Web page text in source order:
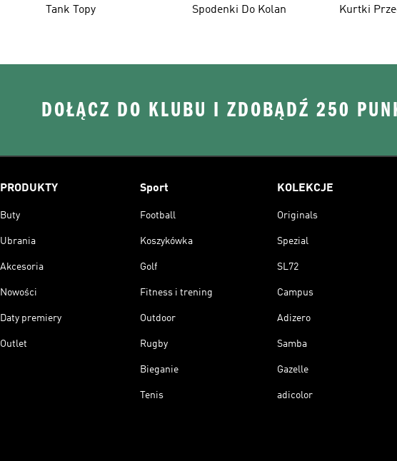
Tank Topy Spodenki Do Kolan Kurtki
DOŁĄCZ DO KLUBU I ZDOBĄDŹ 250
PRODUKTY
Buty
Ubrania
Akcesoria
Nowości
Daty premiery
Outlet
Sport
Football
Koszykówka
Golf
Fitness i trening
Outdoor
Rugby
Bieganie
Tenis
KOLEKCJE
Originals
Spezial
SL72
Campus
Adizero
Samba
Gazelle
adicolor